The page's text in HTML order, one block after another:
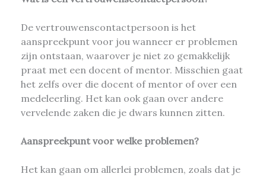
De vertrouwenscontactpersoon is het
aanspreekpunt voor jou wanneer er problemen
zijn ontstaan, waarover je niet zo gemakkelijk
praat met een docent of mentor. Misschien gaat
het zelfs over die docent of mentor of over een
medeleerling. Het kan ook gaan over andere
vervelende zaken die je dwars kunnen zitten.
Aanspreekpunt voor welke problemen?
Het kan gaan om allerlei problemen, zoals dat je